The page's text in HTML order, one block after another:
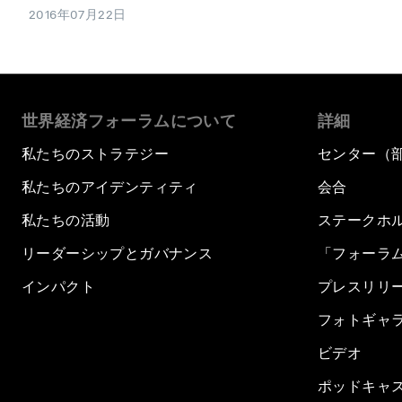
2016年07月22日
世界経済フォーラムについて
私たちのストラテジー
私たちのアイデンティティ
私たちの活動
リーダーシップとガバナンス
インパクト
詳細
センター（
会合
ステークホ
「フォーラ
プレスリリ
フォトギャ
ビデオ
ポッドキャ